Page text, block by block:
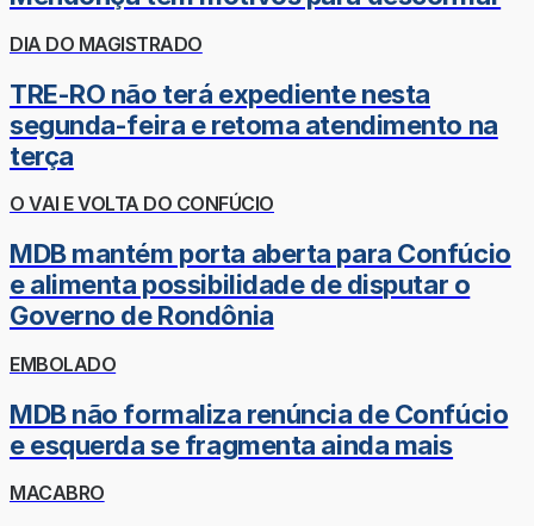
DIA DO MAGISTRADO
TRE-RO não terá expediente nesta
segunda-feira e retoma atendimento na
terça
O VAI E VOLTA DO CONFÚCIO
MDB mantém porta aberta para Confúcio
e alimenta possibilidade de disputar o
Governo de Rondônia
EMBOLADO
MDB não formaliza renúncia de Confúcio
e esquerda se fragmenta ainda mais
MACABRO